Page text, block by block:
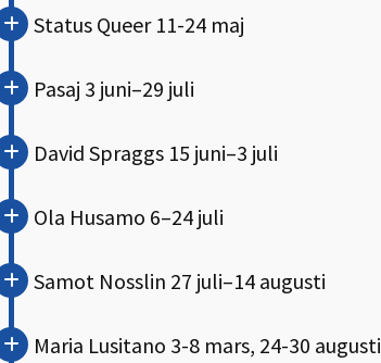
Status Queer 11-24 maj
Pasaj 3 juni–29 juli
David Spraggs 15 juni–3 juli
Ola Husamo 6–24 juli
Samot Nosslin 27 juli–14 augusti
Maria Lusitano 3-8 mars, 24-30 augusti